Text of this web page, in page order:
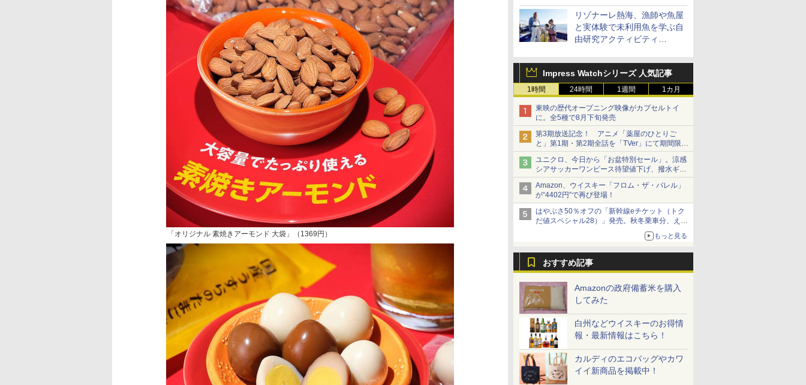
合う「GABAN チポトレペパ
ー」発売
リゾナーレ熱海、漁師や魚屋
と実体験で未利用魚を学ぶ自
由研究アクティビティ
実施中
Impress Watchシリーズ 人気記事
1時間 24時間 1週間 1カ月
東映の歴代オープニング映像がカプセルトイ
に。全5種で8月下旬発売
第3期放送記念！ アニメ「薬屋のひとりご
と」第1期・第2期全話を「TVer」にて期間限定
で順次無料配信開始
ユニクロ、今日から「お盆特別セール」。涼感
シアサッカーワンピース待望値下げ、撥水ギア
ショーツは1990円に
Amazon、ウイスキー「フロム・ザ・バレル」
が“4402円”で再び登場！
はやぶさ50％オフの「新幹線eチケット（トク
だ値スペシャル28）」発売。秋冬乗車分、えき
もっと見る
おすすめ記事
Amazonの政府備蓄米を購入
してみた
白州などウイスキーのお得情
報・最新情報はこちら！
カルディのエコバッグやカワ
イイ新商品を掲載中！
「オリジナル 素焼きアーモンド 大袋」（1369円）